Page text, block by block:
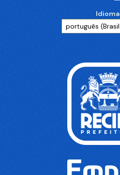
Idioma